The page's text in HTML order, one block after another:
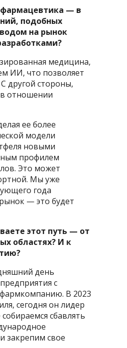
фармацевтика — в
подобных
на рынок
медицина,
ИИ, что позволяет
другой стороны,
в отношении
ее более
модели
новыми
профилем
Это может
Мы уже
года
— это будет
этот путь — от
областях? И к
день
с
В 2023
сегодня он лидер
сбавлять
закрепим свое